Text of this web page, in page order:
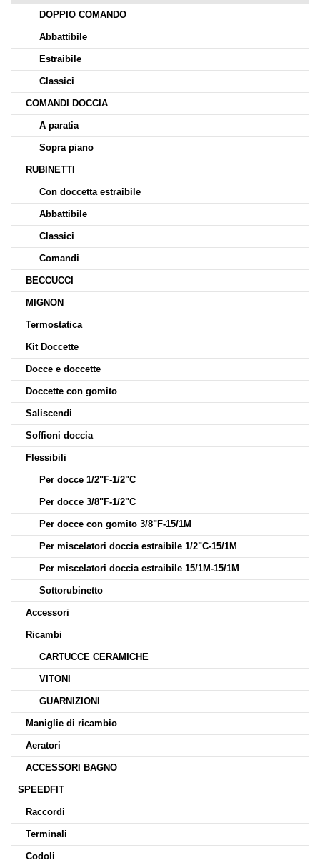
DOPPIO COMANDO
Abbattibile
Estraibile
Classici
COMANDI DOCCIA
A paratia
Sopra piano
RUBINETTI
Con doccetta estraibile
Abbattibile
Classici
Comandi
BECCUCCI
MIGNON
Termostatica
Kit Doccette
Docce e doccette
Doccette con gomito
Saliscendi
Soffioni doccia
Flessibili
Per docce 1/2"F-1/2"C
Per docce 3/8"F-1/2"C
Per docce con gomito 3/8"F-15/1M
Per miscelatori doccia estraibile 1/2"C-15/1M
Per miscelatori doccia estraibile 15/1M-15/1M
Sottorubinetto
Accessori
Ricambi
CARTUCCE CERAMICHE
VITONI
GUARNIZIONI
Maniglie di ricambio
Aeratori
ACCESSORI BAGNO
SPEEDFIT
Raccordi
Terminali
Codoli